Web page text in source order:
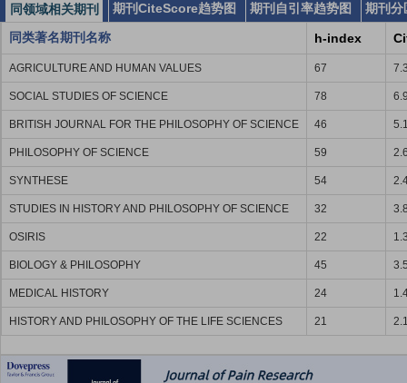
同领域相关期刊 期刊CiteScore趋势图 期刊自引率趋势图
期刊分
同类著名期刊名称
h-index
AGRICULTURE AND HUMAN VALUES 67
SOCIAL STUDIES OF SCIENCE 78
BRITISH JOURNAL FOR THE PHILOSOPHY OF SCIENCE 46
PHILOSOPHY OF SCIENCE 59
SYNTHESE 54
STUDIES IN HISTORY AND PHILOSOPHY OF SCIENCE 32
OSIRIS 22
BIOLOGY & PHILOSOPHY 45
MEDICAL HISTORY 24
HISTORY AND PHILOSOPHY OF THE LIFE SCIENCES 21